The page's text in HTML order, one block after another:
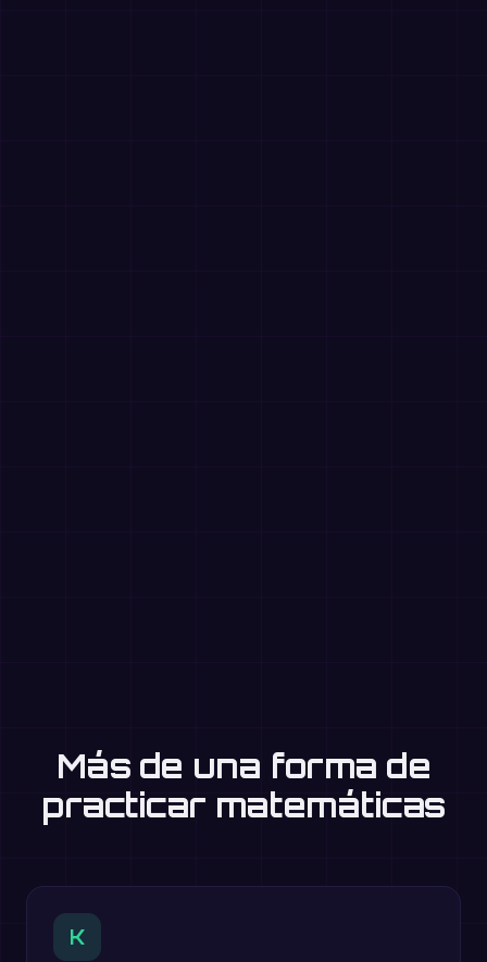
Más de una forma de
practicar matemáticas
K